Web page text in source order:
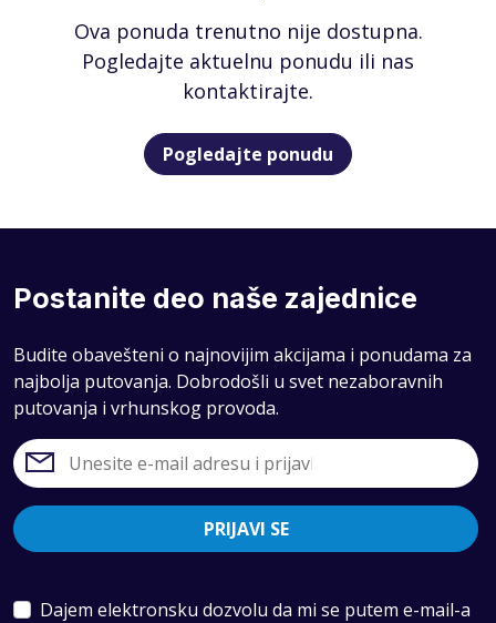
Ova ponuda trenutno nije dostupna.
Pogledajte aktuelnu ponudu ili nas
kontaktirajte.
Pogledajte ponudu
Postanite deo naše zajednice
Budite obavešteni o najnovijim akcijama i ponudama za
najbolja putovanja. Dobrodošli u svet nezaboravnih
putovanja i vrhunskog provoda.
PRIJAVI SE
Dajem elektronsku dozvolu da mi se putem e-mail-a